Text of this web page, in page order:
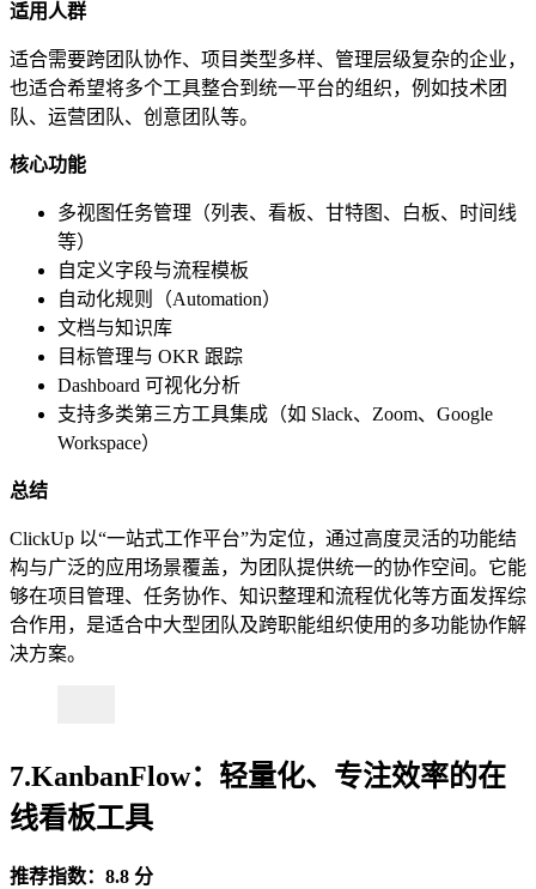
适用人群
适合需要跨团队协作、项目类型多样、管理层级复杂的企业，
也适合希望将多个工具整合到统一平台的组织，例如技术团
队、运营团队、创意团队等。
核心功能
多视图任务管理（列表、看板、甘特图、白板、时间线
等）
自定义字段与流程模板
自动化规则（Automation）
文档与知识库
目标管理与 OKR 跟踪
Dashboard 可视化分析
支持多类第三方工具集成（如 Slack、Zoom、Google
Workspace）
总结
ClickUp 以“一站式工作平台”为定位，通过高度灵活的功能结
构与广泛的应用场景覆盖，为团队提供统一的协作空间。它能
够在项目管理、任务协作、知识整理和流程优化等方面发挥综
合作用，是适合中大型团队及跨职能组织使用的多功能协作解
决方案。
7.KanbanFlow：轻量化、专注效率的在
线看板工具
推荐指数：8.8 分